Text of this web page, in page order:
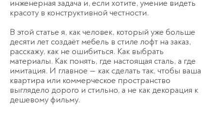
инженерная задача и, если хотите, умение видеть
красоту в конструктивной честности.
В этой статье я, как человек, который уже больше
десяти лет создаёт мебель в стиле лофт на заказ,
расскажу, как не ошибиться. Как выбрать
материалы. Как понять, где настоящая сталь, а где
имитация. И главное — как сделать так, чтобы ваша
квартира или коммерческое пространство
выглядело дорого и стильно, а не как декорация к
дешевому фильму.